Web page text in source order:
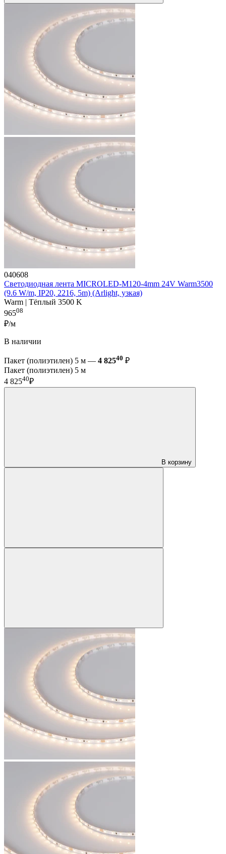
040608
Светодиодная лента MICROLED-M120-4mm 24V Warm3500
(9.6 W/m, IP20, 2216, 5m) (Arlight, узкая)
Warm | Тёплый 3500 K
96508
₽/м
В наличии
Пакет (полиэтилен) 5 м — 4 82540 ₽
Пакет (полиэтилен) 5 м
4 82540₽
В корзину